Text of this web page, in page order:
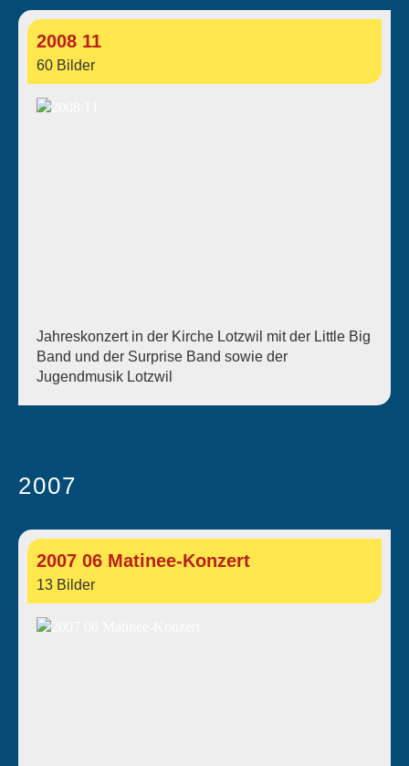
2008 11
60 Bilder
Jahreskonzert in der Kirche Lotzwil mit der Little Big
Band und der Surprise Band sowie der
Jugendmusik Lotzwil
2007
2007 06 Matinee-Konzert
13 Bilder